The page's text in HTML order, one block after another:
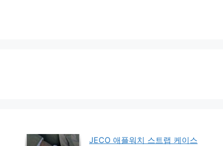
JECO 애플워치 스트랩 케이스